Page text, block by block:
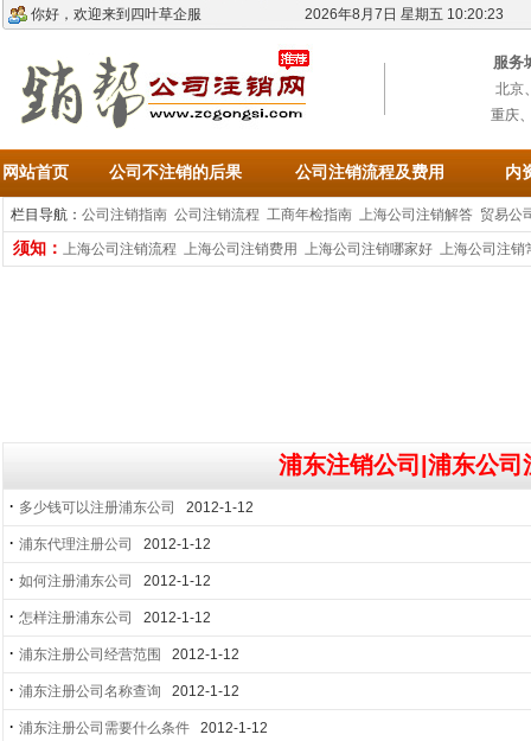
你好，欢迎来到四叶草企服 2026年8月7日 星期五 10:20:23
服务
北京
重庆
网站首页 公司不注销的后果 公司注销流程及费用 内
栏目导航： 公司注销指南 公司注销流程 工商年检指南 上海公司注销解答 贸易公
须知： 上海公司注销流程 上海公司注销费用 上海公司注销哪家好 上海公司注销
浦东注销公司|浦东公司
· 多少钱可以注册浦东公司 2012-1-12
· 浦东代理注册公司 2012-1-12
· 如何注册浦东公司 2012-1-12
· 怎样注册浦东公司 2012-1-12
· 浦东注册公司经营范围 2012-1-12
· 浦东注册公司名称查询 2012-1-12
· 浦东注册公司需要什么条件 2012-1-12